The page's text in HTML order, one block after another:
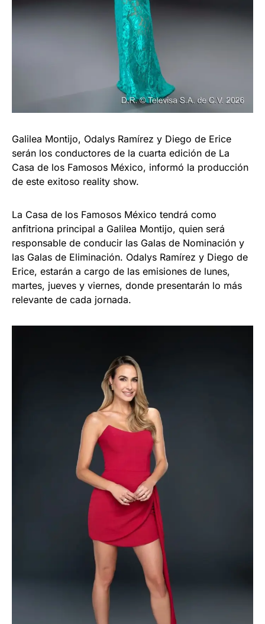
Galilea Montijo, Odalys Ramírez y Diego de Erice
serán los conductores de la cuarta edición de La
Casa de los Famosos México, informó la producción
de este exitoso reality show.
La Casa de los Famosos México tendrá como
anfitriona principal a Galilea Montijo, quien será
responsable de conducir las Galas de Nominación y
las Galas de Eliminación. Odalys Ramírez y Diego de
Erice, estarán a cargo de las emisiones de lunes,
martes, jueves y viernes, donde presentarán lo más
relevante de cada jornada.